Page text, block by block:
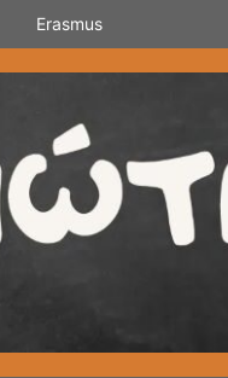
Erasmus